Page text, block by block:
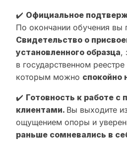
✔️ Официальное
По окончании обучения вы
Свидетельство о
установленного образца,
в государственном
которым можно спокойно
✔️ Готовность к работе с
клиентами. Вы выходите
ощущением опоры и
раньше сомневались в